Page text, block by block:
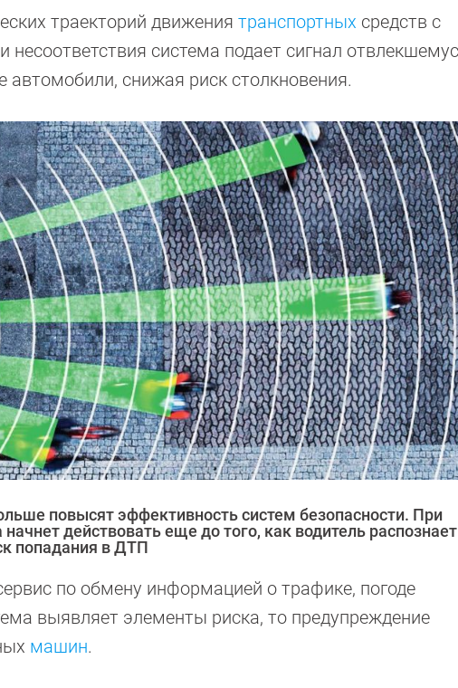
траекторий движения транспортных средств с
система подает сигнал
снижая риск столкновения.
повысят эффективность систем безопасности. При
действовать еще до того, как водитель распознает
попадания в ДТП
по обмену информацией о трафике, погоде
выявляет элементы риска, то предупреждение
машин.